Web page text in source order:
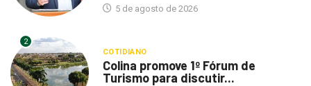
5 de agosto de 2026
2
COTIDIANO
Colina promove 1º Fórum de
Turismo para discutir...